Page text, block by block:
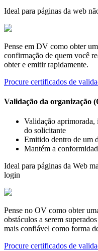
Ideal para páginas da web
Pense em DV como obter
confirmação de quem você
obter e emitir rapidamente.
Procure certificados de
Validação da organização
Validação
do solicitante
Emitido dentro de um
Mantém a
Ideal para páginas da Web
login
Pense no OV como obter
obstáculos a serem
mais confiável como forma
Procure certificados de